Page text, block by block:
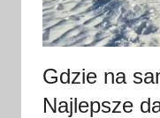
i
a
0
2
Gdzie na
Najlepsze